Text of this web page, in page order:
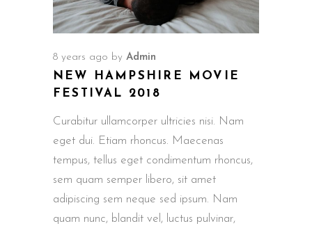
8 years ago by Admin
NEW HAMPSHIRE MOVIE
FESTIVAL 2018
Curabitur ullamcorper ultricies nisi. Nam
eget dui. Etiam rhoncus. Maecenas
tempus, tellus eget condimentum rhoncus,
sem quam semper libero, sit amet
adipiscing sem neque sed ipsum. Nam
quam nunc, blandit vel, luctus pulvinar,